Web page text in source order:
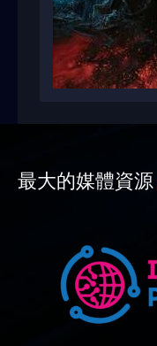
最大的媒體資源